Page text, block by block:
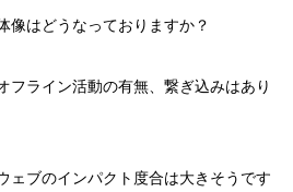
像はどうなっておりますか？
フライン活動の有無、繋ぎ込みはあり
ェブのインパクト度合は大きそうです